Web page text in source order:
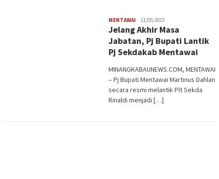
MENTAWAI Redaksi
11/05/2023
Jelang Akhir Masa
Jabatan, Pj Bupati Lantik
Pj Sekdakab Mentawai
MINANGKABAUNEWS.COM, MENTAWAI
– Pj Bupati Mentawai Martinus Dahlan
secara resmi melantik Plt Sekda
Rinaldi menjadi […]